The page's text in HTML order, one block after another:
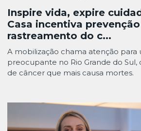
Inspire vida, expire
Casa incentiva
rastreamento do c...
A mobilização chama atenção para
preocupante no Rio Grande do Sul,
de câncer que mais causa mortes.